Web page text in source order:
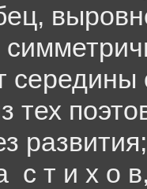
тех
с т и х о